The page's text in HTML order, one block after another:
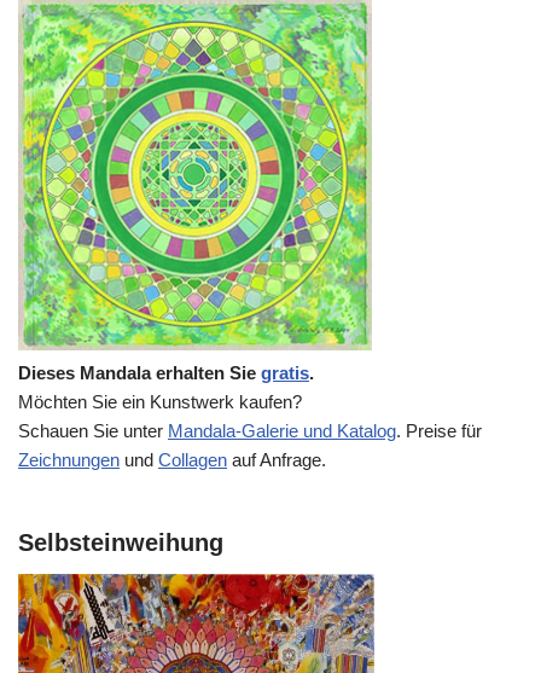
Dieses Mandala erhalten Sie gratis.
Möchten Sie ein Kunstwerk kaufen?
Schauen Sie unter Mandala-Galerie und Katalog. Preise für
Zeichnungen und Collagen auf Anfrage.
Selbsteinweihung